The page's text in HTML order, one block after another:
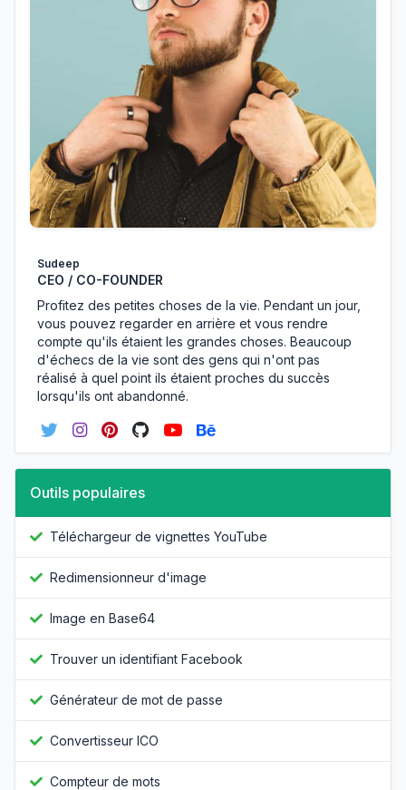
Sudeep
CEO / CO-FOUNDER
Profitez des petites choses de la vie. Pendant un jour,
vous pouvez regarder en arrière et vous rendre
compte qu'ils étaient les grandes choses. Beaucoup
d'échecs de la vie sont des gens qui n'ont pas
réalisé à quel point ils étaient proches du succès
lorsqu'ils ont abandonné.
Outils populaires
Téléchargeur de vignettes YouTube
Redimensionneur d'image
Image en Base64
Trouver un identifiant Facebook
Générateur de mot de passe
Convertisseur ICO
Compteur de mots